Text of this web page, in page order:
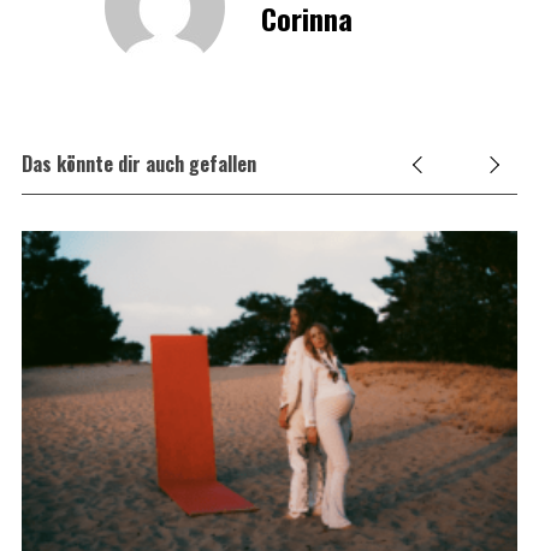
Corinna
Das könnte dir auch gefallen